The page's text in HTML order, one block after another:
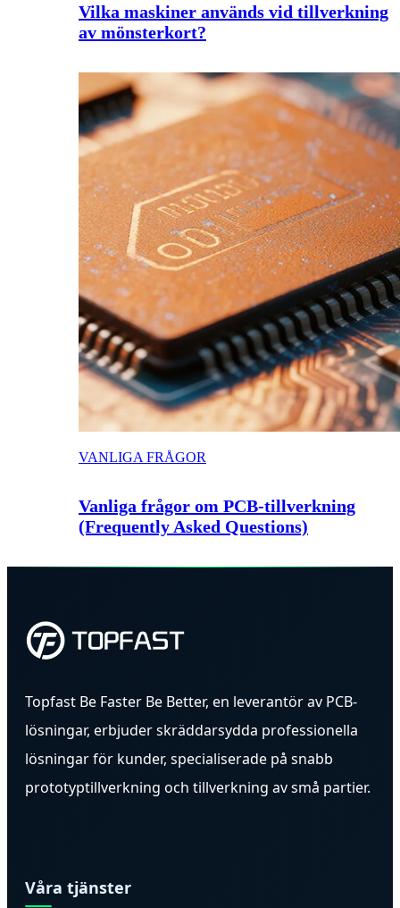
Vilka maskiner används vid tillverkning
av mönsterkort?
VANLIGA FRÅGOR
Vanliga frågor om PCB-tillverkning
(Frequently Asked Questions)
Topfast Be Faster Be Better, en leverantör av PCB-
lösningar, erbjuder skräddarsydda professionella
lösningar för kunder, specialiserade på snabb
prototyptillverkning och tillverkning av små partier.
Våra tjänster